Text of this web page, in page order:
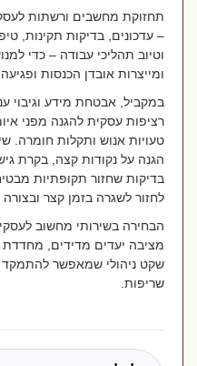
תחזוקת מחשבים ורשתות
– עדכונים, בדיקות תקינות,
וטיוב תהליכי עבודה – כדי
ומייצרות אובדן הכנסות ופגיעה
במקביל, אבטחת מידע וגיבוי
רציפות עסקית להגנה מפני
טעויות אנוש ותקלות חומרה.
הגנה על נקודות קצה, בקרת
בדיקות שחזור תקופתיות
לחזור לשגרה בזמן קצר ובצורה
הבחירה בשירותי מחשוב
מציבה יעדים מדידים, מחדדת
שקט ניהולי שמאפשר להתמקד
שריפות.